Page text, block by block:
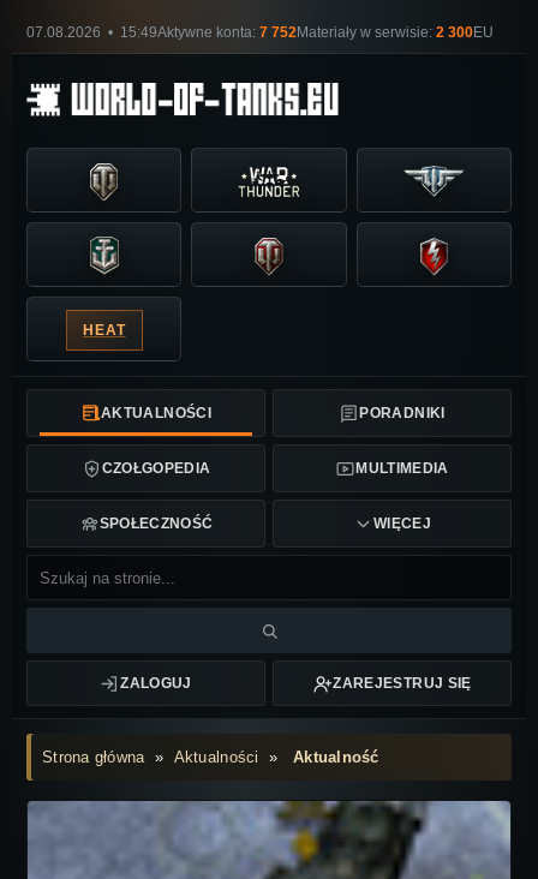
07.08.2026 • 15:49Aktywne konta: 7 752Materiały w serwisie: 2 300EU
HEAT
AKTUALNOŚCI PORADNIKI
CZOŁGOPEDIA MULTIMEDIA
SPOŁECZNOŚĆ WIĘCEJ
ZALOGUJ ZAREJESTRUJ SIĘ
Strona główna» Aktualności »Aktualność